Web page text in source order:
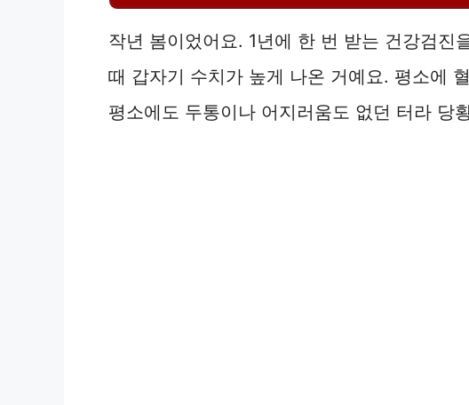
작년 봄이었어요. 1년에 한 번 받는 건강검진
때 갑자기 수치가 높게 나온 거예요. 평소에
평소에도 두통이나 어지러움도 없던 터라 당